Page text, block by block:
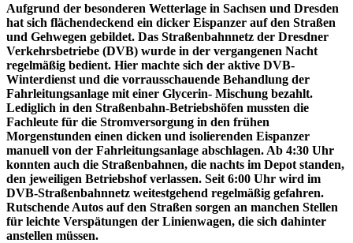
Aufgrund der besonderen Wetterlage in Sachsen und Dresden
hat sich flächendeckend ein dicker Eispanzer auf den Straßen
und Gehwegen gebildet. Das Straßenbahnnetz der Dresdner
Verkehrsbetriebe (DVB) wurde in der vergangenen Nacht
regelmäßig bedient. Hier machte sich der aktive DVB-
Winterdienst und die vorrausschauende Behandlung der
Fahrleitungsanlage mit einer Glycerin- Mischung bezahlt.
Lediglich in den Straßenbahn-Betriebshöfen mussten die
Fachleute für die Stromversorgung in den frühen
Morgenstunden einen dicken und isolierenden Eispanzer
manuell von der Fahrleitungsanlage abschlagen. Ab 4:30 Uhr
konnten auch die Straßenbahnen, die nachts im Depot standen,
den jeweiligen Betriebshof verlassen. Seit 6:00 Uhr wird im
DVB-Straßenbahnnetz weitestgehend regelmäßig gefahren.
Rutschende Autos auf den Straßen sorgen an manchen Stellen
für leichte Verspätungen der Linienwagen, die sich dahinter
anstellen müssen.